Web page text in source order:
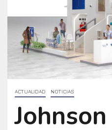
ACTUALIDAD NOTICIAS
Johnson